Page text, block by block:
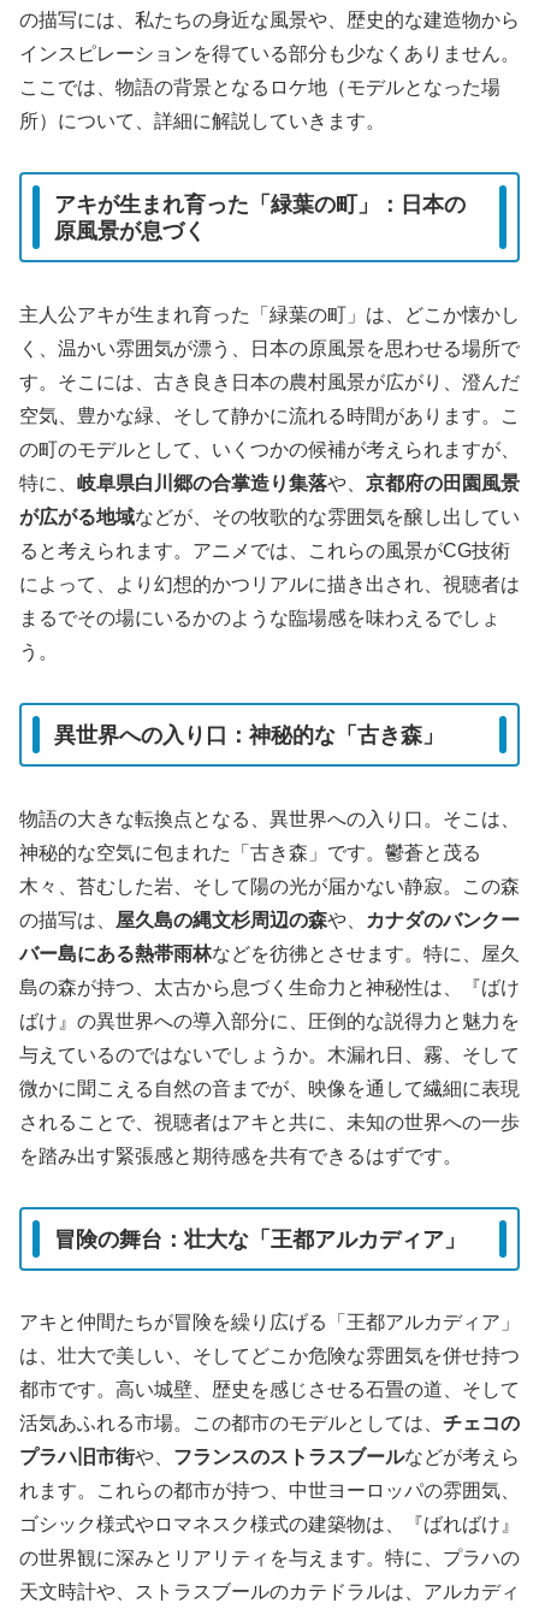
の描写には、私たちの身近な風景や、歴史的な建造物から
インスピレーションを得ている部分も少なくありません。
ここでは、物語の背景となるロケ地（モデルとなった場
所）について、詳細に解説していきます。
アキが生まれ育った「緑葉の町」：日本の
原風景が息づく
主人公アキが生まれ育った「緑葉の町」は、どこか懐かし
く、温かい雰囲気が漂う、日本の原風景を思わせる場所で
す。そこには、古き良き日本の農村風景が広がり、澄んだ
空気、豊かな緑、そして静かに流れる時間があります。こ
の町のモデルとして、いくつかの候補が考えられますが、
特に、 岐阜県白川郷の合掌造り集落や、 京都府の田園風景
が広がる地域などが、その牧歌的な雰囲気を醸し出してい
ると考えられます。アニメでは、これらの風景がCG技術
によって、より幻想的かつリアルに描き出され、視聴者は
まるでその場にいるかのような臨場感を味わえるでしょ
う。
異世界への入り口：神秘的な「古き森」
物語の大きな転換点となる、異世界への入り口。そこは、
神秘的な空気に包まれた「古き森」です。鬱蒼と茂る
木々、苔むした岩、そして陽の光が届かない静寂。この森
の描写は、 屋久島の縄文杉周辺の森や、
カナダのバンクー
バー島にある熱帯雨林などを彷彿とさせます。特に、屋久
島の森が持つ、太古から息づく生命力と神秘性は、『ばけ
ばけ』の異世界への導入部分に、圧倒的な説得力と魅力を
与えているのではないでしょうか。木漏れ日、霧、そして
微かに聞こえる自然の音までが、映像を通して繊細に表現
されることで、視聴者はアキと共に、未知の世界への一歩
を踏み出す緊張感と期待感を共有できるはずです。
冒険の舞台：壮大な「王都アルカディア」
アキと仲間たちが冒険を繰り広げる「王都アルカディア」
は、壮大で美しい、そしてどこか危険な雰囲気を併せ持つ
都市です。高い城壁、歴史を感じさせる石畳の道、そして
活気あふれる市場。この都市のモデルとしては、 チェコの
プラハ旧市街や、 フランスのストラスブールなどが考えら
れます。これらの都市が持つ、中世ヨーロッパの雰囲気、
ゴシック様式やロマネスク様式の建築物は、『ばればけ』
の世界観に深みとリアリティを与えます。特に、プラハの
天文時計や、ストラスブールのカテドラルは、アルカディ